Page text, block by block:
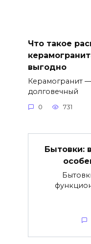
Что такое
выгодно
Керамогранит
долговечный
0 731
Бытовки: